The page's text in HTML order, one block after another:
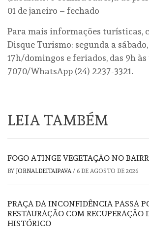
01 de janeiro – fechado
Para mais informações turísticas,
Disque Turismo: segunda a
17h/domingos e feriados, das 9h às
7070/WhatsApp (24) 2237-3321.
LEIA TAMBÉM
FOGO ATINGE VEGETAÇÃO NO
BY JORNALDEITAIPAVA/ 6 DE AGOSTO DE 2026
PRAÇA DA INCONFIDÊNCIA PASSA
RESTAURAÇÃO COM RECUPERAÇÃO
HISTÓRICO